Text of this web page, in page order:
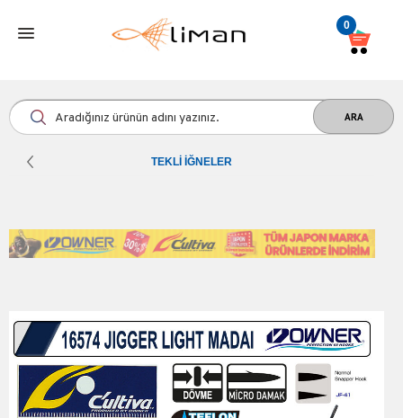
0
TEKLI İĞNELER